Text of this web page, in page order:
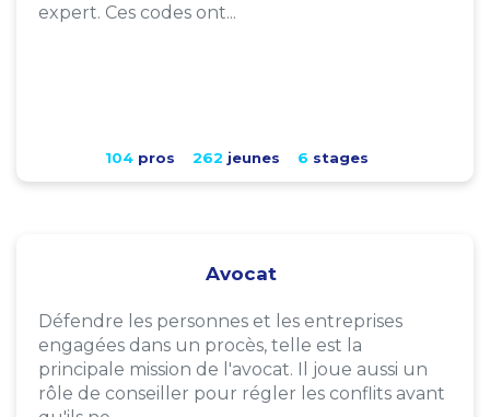
expert. Ces codes ont...
104pros 262 jeunes 6 stages
Avocat
Défendre les personnes et les entreprises
engagées dans un procès, telle est la
principale mission de l'avocat. Il joue aussi un
rôle de conseiller pour régler les conflits avant